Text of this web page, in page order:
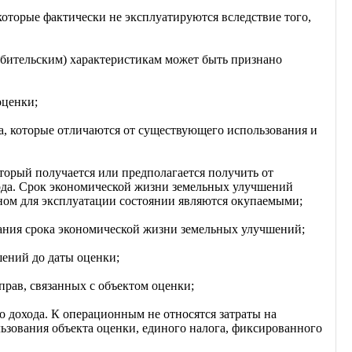
фактически не эксплуатируются вследствие того,
характеристикам может быть признано
отличаются от существующего использования и
получается или предполагается получить от
Срок экономической жизни земельных улучшений
для эксплуатации состоянии являются окупаемыми;
срока экономической жизни земельных улучшений;
до даты оценки;
связанных с объектом оценки;
дохода. К операционным не относятся затраты на
объекта оценки, единого налога, фиксированного